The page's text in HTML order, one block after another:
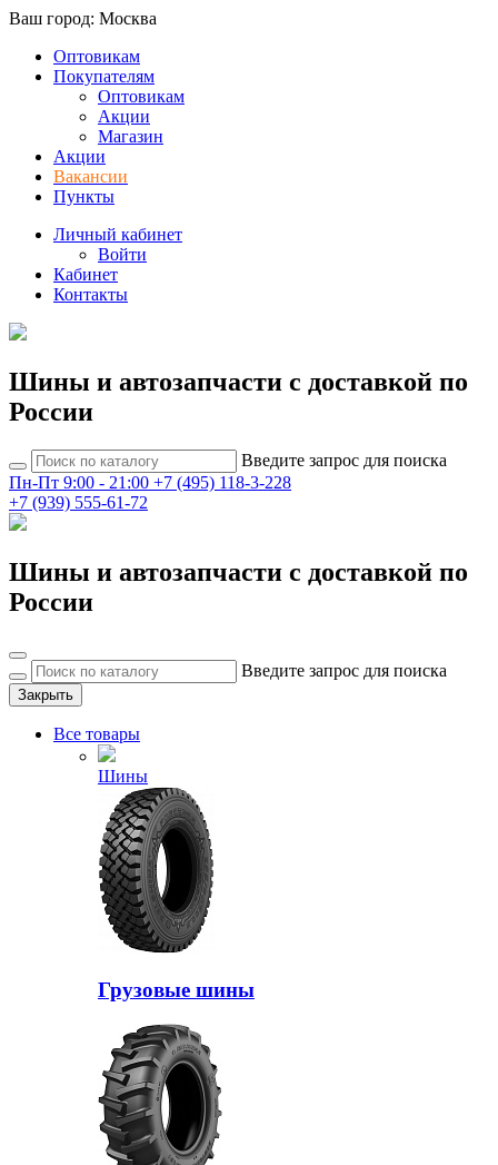
Ваш город: Москва
Оптовикам
Покупателям
Оптовикам
Акции
Магазин
Акции
Вакансии
Пункты
Личный кабинет
Войти
Кабинет
Контакты
Шины и автозапчасти с доставкой по
России
Введите запрос для поиска
Пн-Пт 9:00 - 21:00 +7 (495) 118-3-228
+7 (939) 555-61-72
Шины и автозапчасти с доставкой по
России
Введите запрос для поиска
Закрыть
Все товары
Шины
Грузовые шины